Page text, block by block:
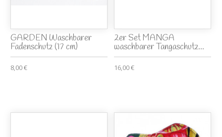
GARDEN Waschbarer
Fadenschutz (17 cm)
8,00 €
2er Set MANGA
waschbarer Tangaschutz...
16,00 €